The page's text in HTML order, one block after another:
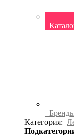
Категория: